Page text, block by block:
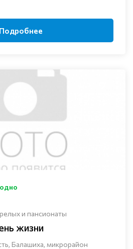
Подробнее
и пансионаты
жизни
Балашиха, микрорайон